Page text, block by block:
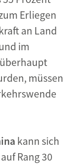
Erliegen
an Land
im
müssen
kann sich
Rang 30